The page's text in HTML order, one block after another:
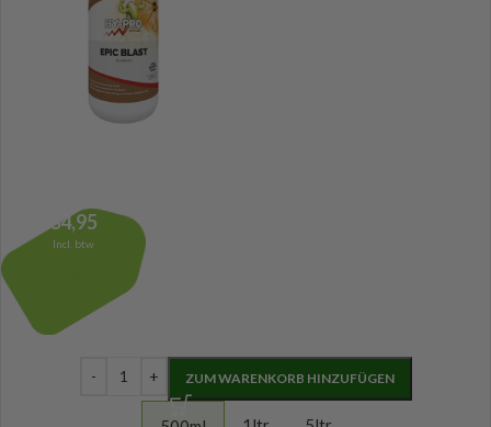
34,95
Incl. btw
ZUM WARENKORB HINZUFÜGEN